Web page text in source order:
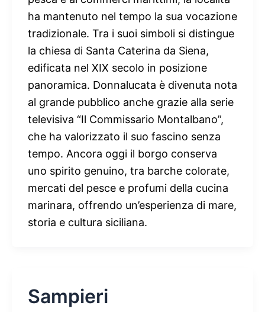
ha mantenuto nel tempo la sua vocazione
tradizionale. Tra i suoi simboli si distingue
la chiesa di Santa Caterina da Siena,
edificata nel XIX secolo in posizione
panoramica. Donnalucata è divenuta nota
al grande pubblico anche grazie alla serie
televisiva “Il Commissario Montalbano”,
che ha valorizzato il suo fascino senza
tempo. Ancora oggi il borgo conserva
uno spirito genuino, tra barche colorate,
mercati del pesce e profumi della cucina
marinara, offrendo un’esperienza di mare,
storia e cultura siciliana.
Sampieri